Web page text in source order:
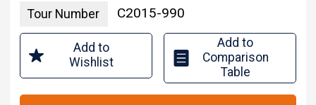
Tour Number C2015-990
Add to
Wishlist
Add to
Comparison
Table